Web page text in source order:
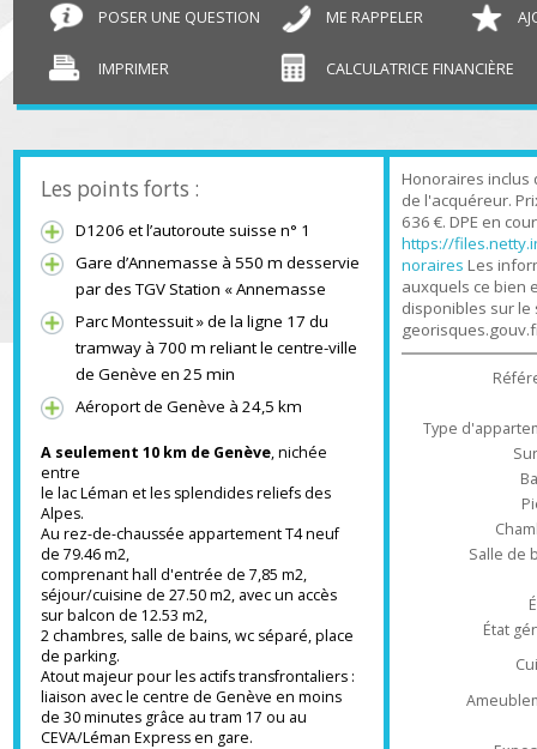
POSER UNE QUESTION ME RAPPELER
Les points forts :
D1206 et l’autoroute suisse n° 1
Gare d’Annemasse à 550 m desservie
par des TGV Station « Annemasse
Parc Montessuit » de la ligne 17 du
tramway à 700 m reliant le centre-ville
de Genève en 25 min
Aéroport de Genève à 24,5 km
A seulement 10 km de Genève , nichée
entre
le lac Léman et les splendides reliefs des
Alpes.
Au rez-de-chaussée appartement T4 neuf
de 79.46 m2,
comprenant hall d'entrée de 7,85 m2,
séjour/cuisine de 27.50 m2, avec un accès
sur balcon de 12.53 m2,
2 chambres, salle de bains, wc séparé, place
de parking.
Honoraires
de
636 €. DPE en
https://
norairesLes
auxquels ce
disponibles
Type
Salle